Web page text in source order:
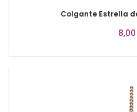
Colgante Estrella